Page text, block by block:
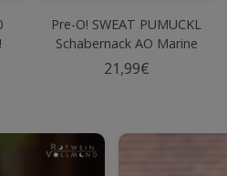
Pre-O! SWEAT PUMUCKL
Schabernack AO Marine
21,99€